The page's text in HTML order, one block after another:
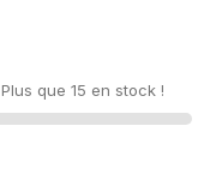
que 15 en stock !